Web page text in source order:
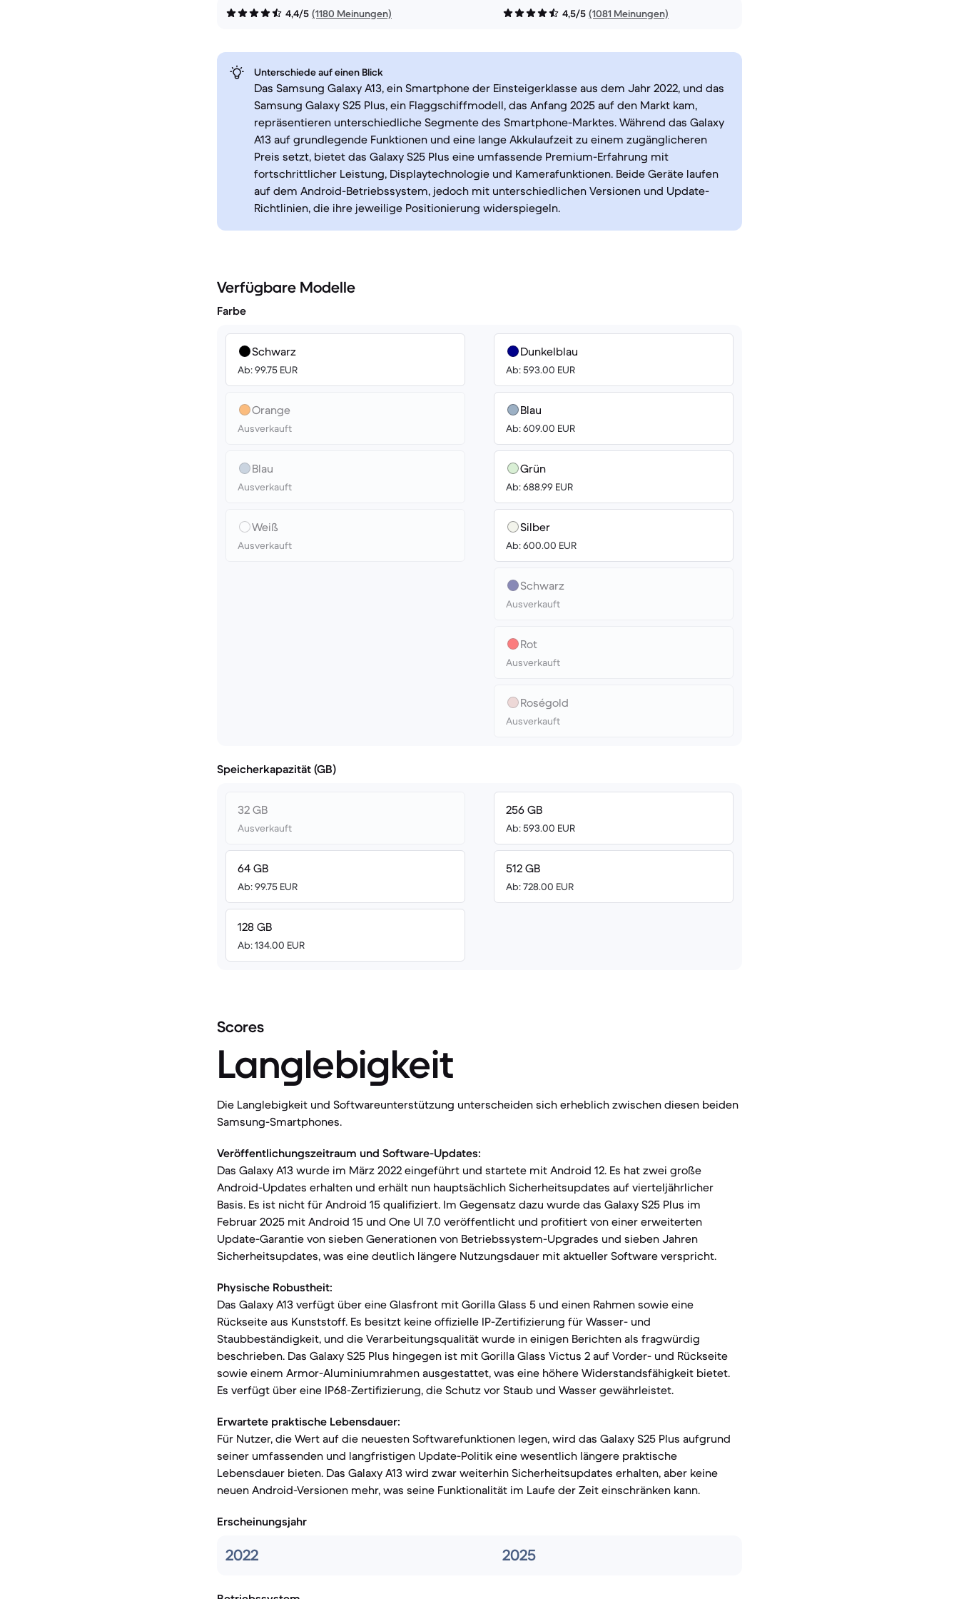
4,4/5 (1180 Meinungen) 4,5/5 (1081 Meinungen)
Unterschiede auf einen Blick
Das Samsung Galaxy A13, ein Smartphone der Einsteigerklasse aus dem Jahr 2022, und das
Samsung Galaxy S25 Plus, ein Flaggschiffmodell, das Anfang 2025 auf den Markt kam,
repräsentieren unterschiedliche Segmente des Smartphone-Marktes. Während das Galaxy
A13 auf grundlegende Funktionen und eine lange Akkulaufzeit zu einem zugänglicheren
Preis setzt, bietet das Galaxy S25 Plus eine umfassende Premium-Erfahrung mit
fortschrittlicher Leistung, Displaytechnologie und Kamerafunktionen. Beide Geräte laufen
auf dem Android-Betriebssystem, jedoch mit unterschiedlichen Versionen und Update-
Richtlinien, die ihre jeweilige Positionierung widerspiegeln.
Verfügbare Modelle
Farbe
Schwarz
Ab: 99.75 EUR
Orange
Ausverkauft
Blau
Ausverkauft
Weiß
Ausverkauft
Dunkelblau
Ab: 593.00 EUR
Blau
Ab: 609.00 EUR
Grün
Ab: 688.99 EUR
Silber
Ab: 600.00 EUR
Schwarz
Ausverkauft
Rot
Ausverkauft
Roségold
Ausverkauft
Speicherkapazität (GB)
32 GB
Ausverkauft
64 GB
Ab: 99.75 EUR
128 GB
Ab: 134.00 EUR
256 GB
Ab: 593.00 EUR
512 GB
Ab: 728.00 EUR
Scores
Langlebigkeit
Die Langlebigkeit und Softwareunterstützung unterscheiden sich erheblich zwischen diesen beiden
Samsung-Smartphones.
Veröffentlichungszeitraum und Software-Updates:
Das Galaxy A13 wurde im März 2022 eingeführt und startete mit Android 12. Es hat zwei große
Android-Updates erhalten und erhält nun hauptsächlich Sicherheitsupdates auf vierteljährlicher
Basis. Es ist nicht für Android 15 qualifiziert. Im Gegensatz dazu wurde das Galaxy S25 Plus im
Februar 2025 mit Android 15 und One UI 7.0 veröffentlicht und profitiert von einer erweiterten
Update-Garantie von sieben Generationen von Betriebssystem-Upgrades und sieben Jahren
Sicherheitsupdates, was eine deutlich längere Nutzungsdauer mit aktueller Software verspricht.
Physische Robustheit:
Das Galaxy A13 verfügt über eine Glasfront mit Gorilla Glass 5 und einen Rahmen sowie eine
Rückseite aus Kunststoff. Es besitzt keine offizielle IP-Zertifizierung für Wasser- und
Staubbeständigkeit, und die Verarbeitungsqualität wurde in einigen Berichten als fragwürdig
beschrieben. Das Galaxy S25 Plus hingegen ist mit Gorilla Glass Victus 2 auf Vorder- und Rückseite
sowie einem Armor-Aluminiumrahmen ausgestattet, was eine höhere Widerstandsfähigkeit bietet.
Es verfügt über eine IP68-Zertifizierung, die Schutz vor Staub und Wasser gewährleistet.
Erwartete praktische Lebensdauer:
Für Nutzer, die Wert auf die neuesten Softwarefunktionen legen, wird das Galaxy S25 Plus aufgrund
seiner umfassenden und langfristigen Update-Politik eine wesentlich längere praktische
Lebensdauer bieten. Das Galaxy A13 wird zwar weiterhin Sicherheitsupdates erhalten, aber keine
neuen Android-Versionen mehr, was seine Funktionalität im Laufe der Zeit einschränken kann.
Erscheinungsjahr
2022 2025